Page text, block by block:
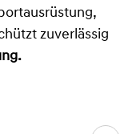
zuverlässig